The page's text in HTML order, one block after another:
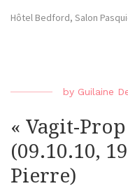
Hôtel Bedford, Salon
by Guilaine
« Vagit-
(09.10.10,
Pierre)